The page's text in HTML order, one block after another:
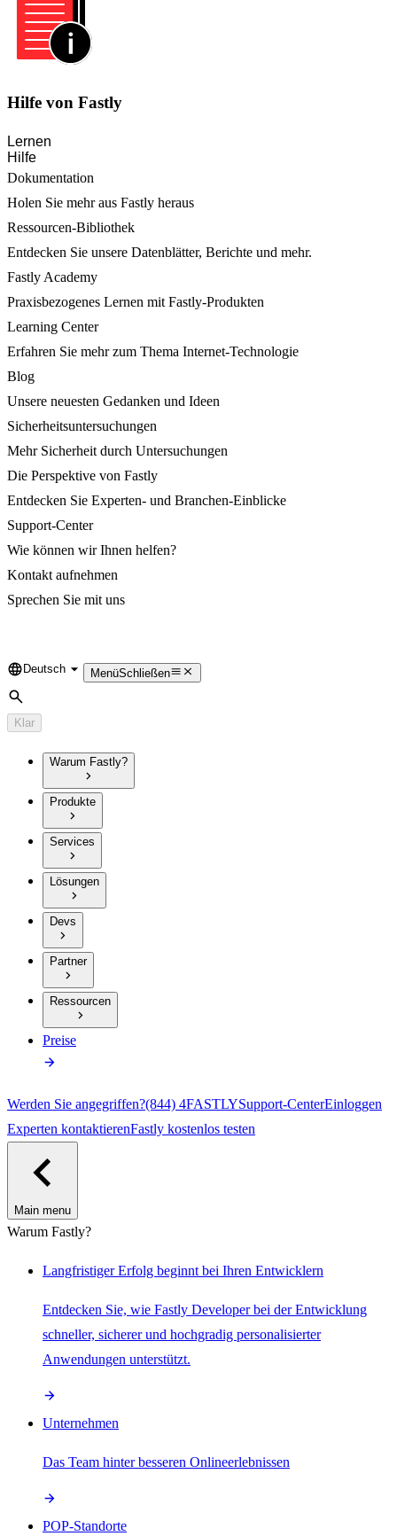
Hilfe von Fastly
Lernen
Hilfe
Dokumentation
Holen Sie mehr aus Fastly heraus
Ressourcen-Bibliothek
Entdecken Sie unsere Datenblätter, Berichte und mehr.
Fastly Academy
Praxisbezogenes Lernen mit Fastly-Produkten
Learning Center
Erfahren Sie mehr zum Thema Internet-Technologie
Blog
Unsere neuesten Gedanken und Ideen
Sicherheitsuntersuchungen
Mehr Sicherheit durch Untersuchungen
Die Perspektive von Fastly
Entdecken Sie Experten- und Branchen-Einblicke
Support-Center
Wie können wir Ihnen helfen?
Kontakt aufnehmen
Sprechen Sie mit uns
Language
Deutsch MenüSchließen
Suche
Klar
Warum Fastly?
Produkte
Services
Lösungen
Devs
Partner
Ressourcen
Preise
Werden Sie angegriffen?(844) 4FASTLYSupport-CenterEinloggen
Experten kontaktierenFastly kostenlos testen
Main menu
Warum Fastly?
Langfristiger Erfolg beginnt bei Ihren Entwicklern
Entdecken Sie, wie Fastly Developer bei der Entwicklung
schneller, sicherer und hochgradig personalisierter
Anwendungen unterstützt.
Unternehmen
Das Team hinter besseren Onlineerlebnissen
POP-Standorte